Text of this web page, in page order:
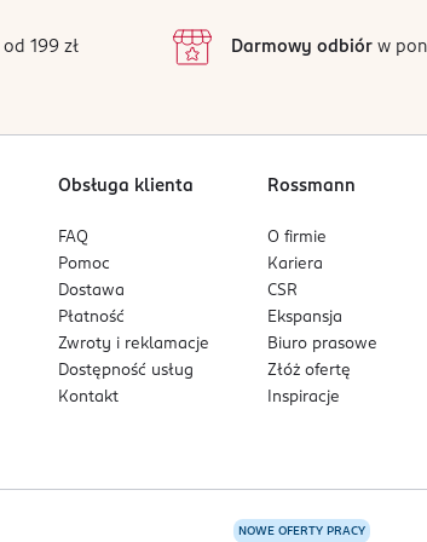
2
1
od 199 zł Darmowy odbiórw
Obsługa klienta
FAQ
Pomoc
Dostawa
Płatność
Zwroty i reklamacje
Dostępność usług
Kontakt
Rossmann
O firmie
Kariera
CSR
Ekspansja
Biuro prasowe
Złóż ofertę
Inspiracje
NOWE OFERTY PRACY